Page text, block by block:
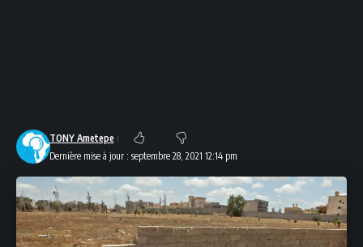
Dernière mise à jour : septembre 28, 2021 12:14 pm
TONY Ametepe